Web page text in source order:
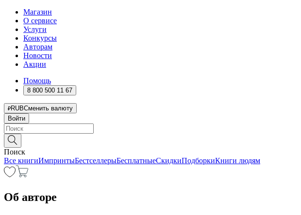
Магазин
О сервисе
Услуги
Конкурсы
Авторам
Новости
Акции
Помощь
8 800 500 11 67
RUBСменить валюту
Войти
Поиск
Все книгиИмпринтыБестселлерыБесплатныеСкидкиПодборкиКниги людям
Об авторе